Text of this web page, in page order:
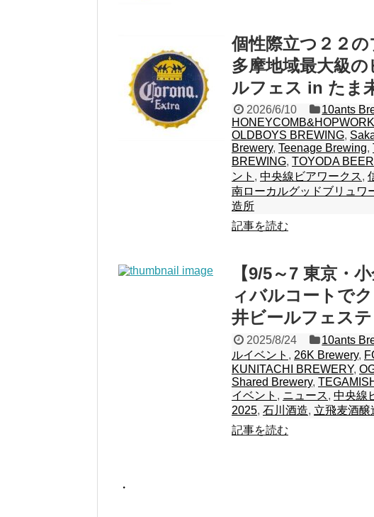
個性際立つ２２の
多摩地域最大級
ルフェス in たま
2026/6/10 10ants
OLDBOYS BREWING,
Brewery, Teenage Brewing,
BREWING, TOYODA BEER
ント , 中央線ビアワークス,
南ローカルグッドブリュワ
造所
記事を読む
【9/5～7 東京・
ィバルコートで
井ビールフェス
2025/8/24 10ants
ルイベント , 26K Brewery,
KUNITACHI BREWERY,
Shared Brewery,
イベント , ニュース, 中央線
2025, 石川酒造, 立飛麦酒醸
記事を読む
・